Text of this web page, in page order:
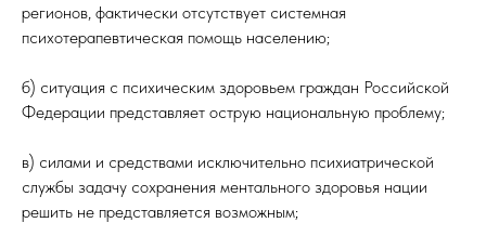
регионов, фактически отсутствует системная
психотерапевтическая помощь населению;
б) ситуация с психическим здоровьем граждан Российской
Федерации представляет острую национальную проблему;
в) силами и средствами исключительно психиатрической
службы задачу сохранения ментального здоровья нации
решить не представляется возможным;